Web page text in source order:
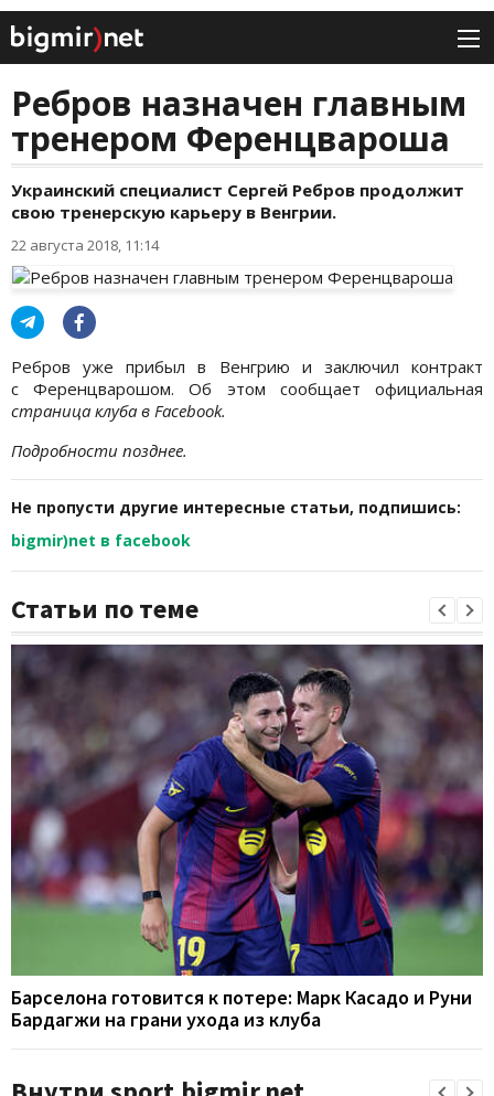
Ребров назначен главным
тренером Ференцвароша
Украинский специалист Сергей Ребров продолжит
свою тренерскую карьеру в Венгрии.
22 августа 2018, 11:14
Ребров уже прибыл в Венгрию и заключил контракт
с Ференцварошом. Об этом сообщает официальная
страница клуба в Facebook.
Подробности позднее.
Не пропусти другие интересные статьи, подпишись:
bigmir)net в facebook
Статьи по теме
Барселона готовится к потере: Марк Касадо и Руни
Бардагжи на грани ухода из клуба